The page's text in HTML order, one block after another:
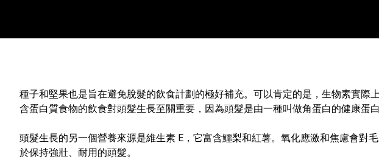
種子和堅果也是旨在避免脫髮的飲食計劃的極好補充。可以肯定的是，生物素實
含蛋白質食物的飲食對頭髮生長至關重要，因為頭髮是由一種叫做角蛋白的健康蛋白
頭髮生長的另一個營養來源是維生素 E，它富含鱷梨和紅薯。氧化應激和焦慮會對
於保持強壯、耐用的頭髮。